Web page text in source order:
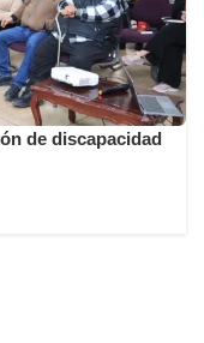
de discapacidad